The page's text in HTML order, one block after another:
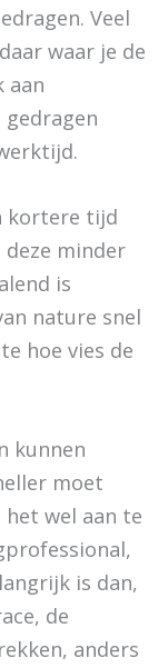
Veel
waar je de
aan
kortere tijd
minder
is
nature snel
hoe vies de
kunnen
moet
het wel aan te
is dan,
de
anders